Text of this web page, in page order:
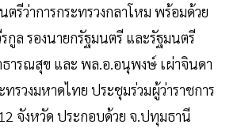
รีว่าการกระทรวงกลาโหม พร้อมด้วย
ล รองนายกรัฐมนตรี และรัฐมนตรี
ธารณสุข และ พล.อ.อนุพงษ์ เผ่าจินดา
ทรวงมหาดไทย ประชุมร่วมผู้ว่าราชการ
จังหวัด ประกอบด้วย จ.ปทุมธานี